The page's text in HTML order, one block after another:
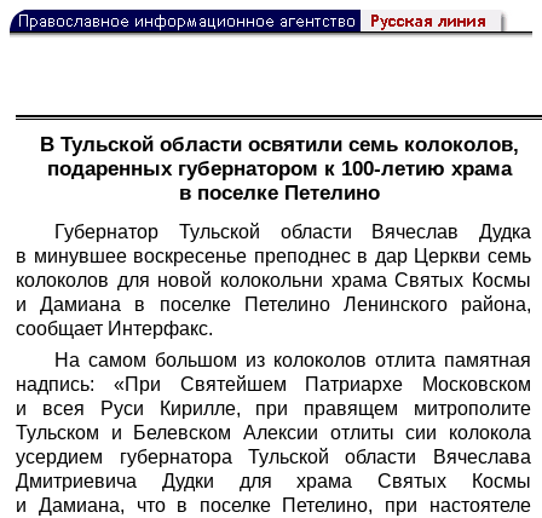
В Тульской области освятили семь колоколов,
подаренных губернатором к 100-летию храма
в поселке Петелино
Губернатор Тульской области Вячеслав Дудка
в минувшее воскресенье преподнес в дар Церкви семь
колоколов для новой колокольни храма Святых Космы
и Дамиана в поселке Петелино Ленинского района,
сообщает Интерфакс.
На самом большом из колоколов отлита памятная
надпись: «При Святейшем Патриархе Московском
и всея Руси Кирилле, при правящем митрополите
Тульском и Белевском Алексии отлиты сии колокола
усердием губернатора Тульской области Вячеслава
Дмитриевича Дудки для храма Святых Космы
и Дамиана, что в поселке Петелино, при настоятеле